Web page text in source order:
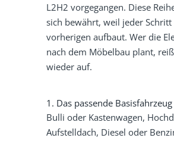
L2H2 vorgegangen. Diese
sich bewährt, weil jeder Schritt
vorherigen aufbaut. Wer die
nach dem Möbelbau plant,
wieder auf.
1. Das passende
Bulli oder Kastenwagen,
Aufstelldach, Diesel oder